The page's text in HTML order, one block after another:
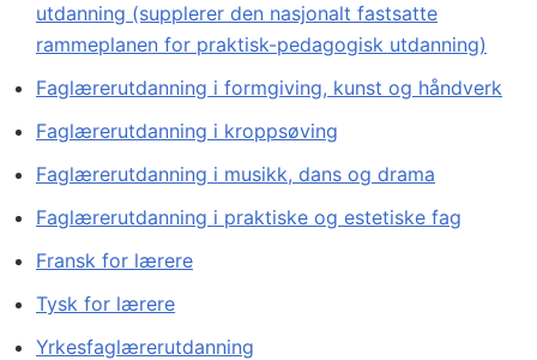
utdanning (supplerer den nasjonalt fastsatte
rammeplanen for praktisk-pedagogisk utdanning)
Faglærerutdanning i formgiving, kunst og håndverk
Faglærerutdanning i kroppsøving
Faglærerutdanning i musikk, dans og drama
Faglærerutdanning i praktiske og estetiske fag
Fransk for lærere
Tysk for lærere
Yrkesfaglærerutdanning